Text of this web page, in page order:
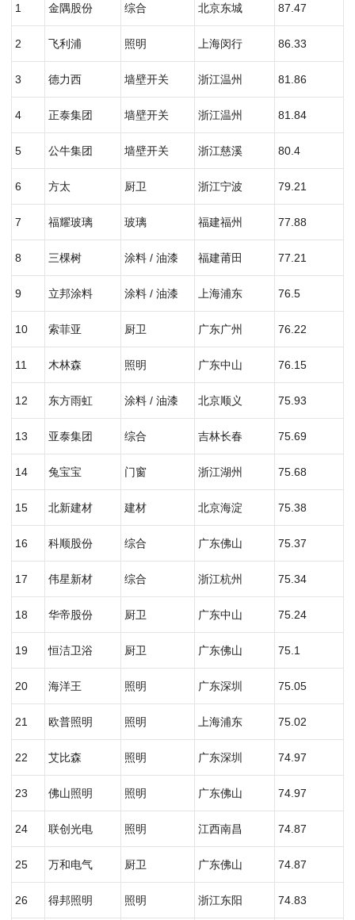
1 金隅股份 综合 北京东城 87.47
2 飞利浦 照明 上海闵行 86.33
3 德力西 墙壁开关 浙江温州 81.86
4 正泰集团 墙壁开关 浙江温州 81.84
5 公牛集团 墙壁开关 浙江慈溪 80.4
6 方太 厨卫 浙江宁波 79.21
7 福耀玻璃 玻璃 福建福州 77.88
8 三棵树 涂料 / 油漆 福建莆田 77.21
9 立邦涂料 涂料 / 油漆 上海浦东 76.5
10 索菲亚 厨卫 广东广州 76.22
11 木林森 照明 广东中山 76.15
12 东方雨虹 涂料 / 油漆 北京顺义 75.93
13 亚泰集团 综合 吉林长春 75.69
14 兔宝宝 门窗 浙江湖州 75.68
15 北新建材 建材 北京海淀 75.38
16 科顺股份 综合 广东佛山 75.37
17 伟星新材 综合 浙江杭州 75.34
18 华帝股份 厨卫 广东中山 75.24
19 恒洁卫浴 厨卫 广东佛山 75.1
20 海洋王 照明 广东深圳 75.05
21 欧普照明 照明 上海浦东 75.02
22 艾比森 照明 广东深圳 74.97
23 佛山照明 照明 广东佛山 74.97
24 联创光电 照明 江西南昌 74.87
25 万和电气 厨卫 广东佛山 74.87
26 得邦照明 照明 浙江东阳 74.83